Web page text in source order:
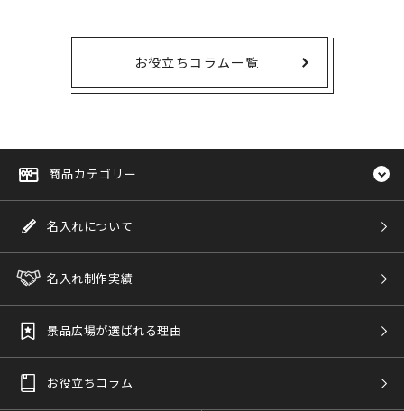
お役立ちコラム一覧
商品カテゴリー
名入れについて
名入れ制作実績
景品広場が選ばれる理由
お役立ちコラム